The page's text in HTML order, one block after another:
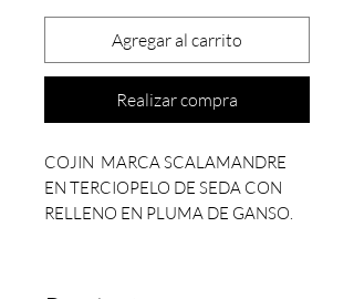
Agregar al carrito
Realizar compra
COJIN MARCA SCALAMANDRE
EN TERCIOPELO DE SEDA CON
RELLENO EN PLUMA DE GANSO.